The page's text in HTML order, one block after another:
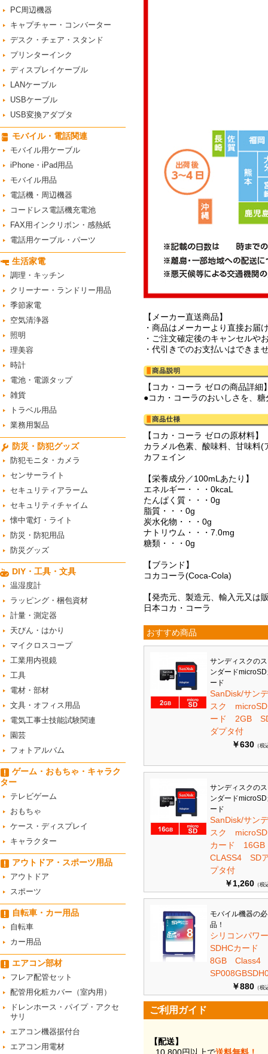
PC周辺機器
キャプチャー・コンバーター
デスク・チェア・スタンド
プリンターインク
ディスプレイケーブル
LANケーブル
USBケーブル
USB変換アダプタ
モバイル・電話関連
モバイル用ケーブル
iPhone・iPad用品
モバイル用品
電話機・周辺機器
コードレス電話機充電池
FAX用インクリボン・感熱紙
電話用ケーブル・パーツ
生活家電
調理・キッチン
クリーナー・ランドリー用品
季節家電
空気清浄器
照明
理美容
時計
電池・電源タップ
雑貨
トラベル用品
業務用製品
防災・防犯グッズ
防犯モニタ・カメラ
センサーライト
セキュリティアラーム
セキュリティチャイム
懐中電灯・ライト
防災・防犯用品
防災グッズ
DIY・工具・文具
温湿度計
ラッピング・梱包資材
計量・測定器
天びん・はかり
マイクロスコープ
工業用内視鏡
工具
電材・部材
文具・オフィス用品
電気工事士技能試験関連
園芸
フォトアルバム
ゲーム・おもちゃ・キャラク
ター
テレビゲーム
おもちゃ
ケース・ディスプレイ
キャラクター
アウトドア・スポーツ用品
アウトドア
スポーツ
自転車・カー用品
自転車
カー用品
エアコン部材
フレア配管セット
配管用化粧カバー（室内用）
ドレンホース・パイプ・アクセ
サリ
エアコン機器据付台
エアコン用電材
【メーカー直送商品】
・商品はメーカーより直接お届
・ご注文確定後のキャンセルや
・代引きでのお支払いはできま
【コカ・コーラ ゼロの商品詳細
●コカ・コーラのおいしさを、
【コカ・コーラ ゼロの原材料】
カラメル色素、酸味料、甘味料
カフェイン
【栄養成分／100mLあたり】
エネルギー・・・0kcaL
たんぱく質・・・0g
脂質・・・0g
炭水化物・・・0g
ナトリウム・・・7.0mg
糖類・・・0g
【ブランド】
コカコーラ(Coca-Cola)
【発売元、製造元、輸入元又は
日本コカ・コーラ
おすすめ商品
サンディスクの
ンダード
ード
SanDisk/サン
スク
ード 2GB
ダプタ付
￥630 （税
サンディスクの
ンダード
ード
SanDisk/サン
スク
カード
CLASS4 SD
プタ付
￥1,260 （税
モバイル機器の
品！
シリコンパ
SDHCカード
8GB
￥880 （税
ご利用ガイド
【配送】